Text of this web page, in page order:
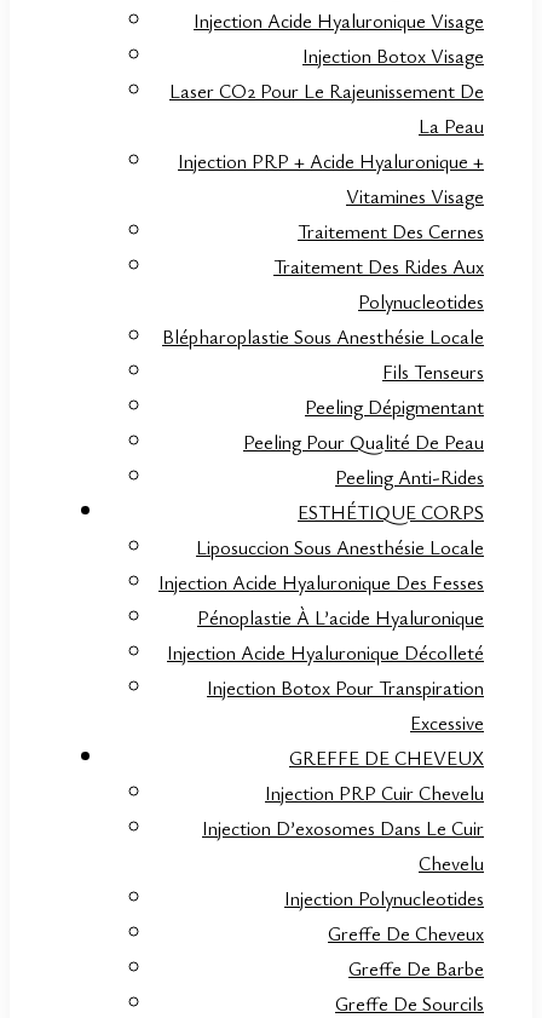
Injection Acide Hyaluronique Visage
Injection Botox Visage
Laser CO2 Pour Le Rajeunissement De
La Peau
Injection PRP + Acide Hyaluronique +
Vitamines Visage
Traitement Des Cernes
Traitement Des Rides Aux
Polynucleotides
Blépharoplastie Sous Anesthésie Locale
Fils Tenseurs
Peeling Dépigmentant
Peeling Pour Qualité De Peau
Peeling Anti-Rides
ESTHÉTIQUE CORPS
Liposuccion Sous Anesthésie Locale
Injection Acide Hyaluronique Des Fesses
Pénoplastie À L’acide Hyaluronique
Injection Acide Hyaluronique Décolleté
Injection Botox Pour Transpiration
Excessive
GREFFE DE CHEVEUX
Injection PRP Cuir Chevelu
Injection D’exosomes Dans Le Cuir
Chevelu
Injection Polynucleotides
Greffe De Cheveux
Greffe De Barbe
Greffe De Sourcils